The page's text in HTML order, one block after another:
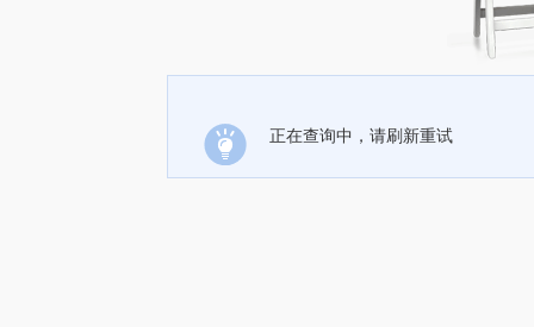
正在查询中，请刷新重试